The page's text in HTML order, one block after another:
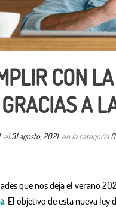
CON
A
el31 agosto, 2021 en la categoría
que nos deja el verano
. El objetivo de esta nueva ley